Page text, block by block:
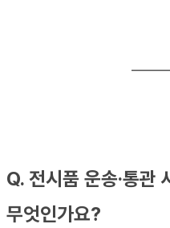
Q. 전시품 운송·통관
무엇인가요?